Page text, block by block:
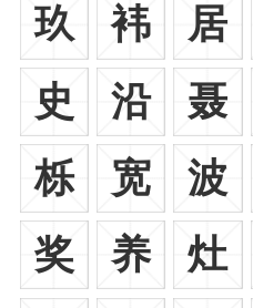
玖
袆 居
史
沿 聂
栎
宽 波
奖
养 灶